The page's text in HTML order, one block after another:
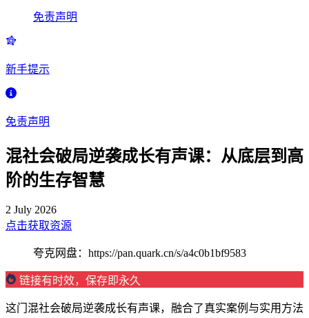
免责声明
新手提示
免责声明
混社会破局逆袭成长有声课：从底层到高
阶的生存智慧
2 July 2026
点击获取资源
夸克网盘：https://pan.quark.cn/s/a4c0b1bf9583
链接有时效，保存即永久
这门混社会破局逆袭成长有声课，融合了真实案例与实用方法